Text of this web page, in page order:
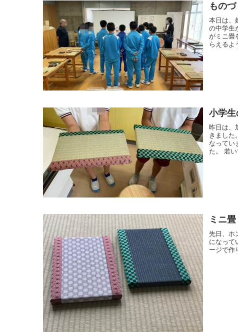
もの
本日は、
の中学生
がミニ畳
らえるよ
小学
昨日は、
きました
なってい
た。 若
ミニ畳
先日、ホ
になって
ージで作